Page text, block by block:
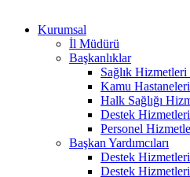
Kurumsal
İl Müdürü
Başkanlıklar
Sağlık Hizmetleri
Kamu
Halk Sağlığı
Destek Hizmetleri
Personel
Başkan Yardımcıları
Destek Hizmetleri
Destek Hizmetleri